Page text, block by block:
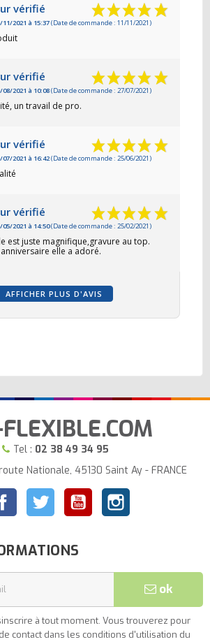
vérifié
2021 à 15:37(Date de commande : 11/11/2021)
vérifié
2021 à 10:08(Date de commande : 27/07/2021)
un travail de pro.
vérifié
2021 à 16:42(Date de commande : 25/06/2021)
vérifié
2021 à 14:50(Date de commande : 25/02/2021)
est juste magnifique,gravure au top.
elle a adoré.
AFFICHER PLUS D'AVIS
Tel : 02 38 49 34 95
Nationale, 45130 Saint Ay - FRANCE
FacebookTwitter YouTubeInstagram
ok
à tout moment. Vous trouverez pour
contact dans les conditions d'utilisation du